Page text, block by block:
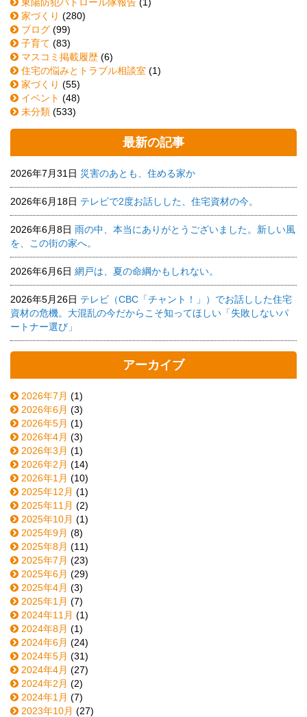
家づくり (280)
ブログ (99)
子育て (83)
マスコミ掲載履歴 (6)
住宅の悩みとトラブル相談室 (1)
家づくり (55)
イベント (48)
未分類 (533)
最新の記事
2026年7月31日 災害のあとも、住める家か
2026年6月18日 テレビで2度お話しした、住宅資材の今。
2026年6月8日 雨の中、本当にありがとうございました。新しい風
を、この街の家へ。
2026年6月6日 網戸は、夏の命綱かもしれない。
2026年5月26日 テレビ（CBC「チャント！」）でお話しした住宅
資材の危機。大混乱の今だからこそ知ってほしい「失敗しないパ
ートナー選び」
アーカイブ
2026年7月 (1)
2026年6月 (3)
2026年5月 (1)
2026年4月 (3)
2026年3月 (1)
2026年2月 (14)
2026年1月 (10)
2025年12月 (1)
2025年11月 (2)
2025年10月 (1)
2025年9月 (8)
2025年8月 (11)
2025年7月 (23)
2025年6月 (29)
2025年4月 (3)
2025年1月 (7)
2024年11月 (1)
2024年8月 (1)
2024年6月 (24)
2024年5月 (31)
2024年4月 (27)
2024年2月 (2)
2024年1月 (7)
2023年10月 (27)